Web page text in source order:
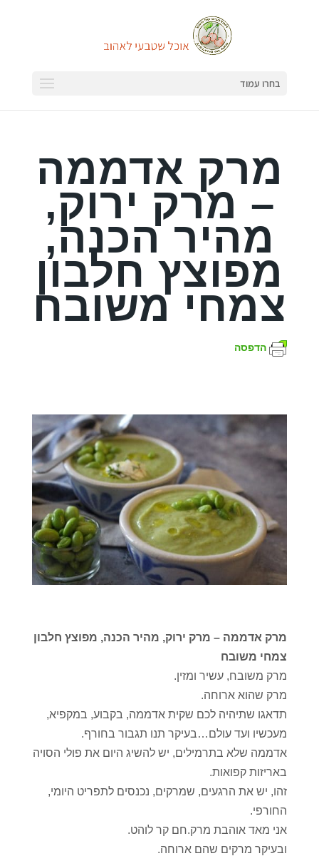
בחרו עמוד
מרק אדממה
– מרק ירוק,
מהיר הכנה,
מפוצץ חלבון
צמחי משובח
הדפסה
מרק אדממה – מרק ירוק, מהיר הכנה, מפוצץ חלבון
צמחי משובח
מרק משובח, עשיר ומזין.
מרק שהוא ארוחה.
תדאגו שתיהיה לכם שקית אדממה, בקבוע, במקפיא,
מעכשיו ועד עולם…בעיקר תנו תגבור בחורף.
אדממה שלא בתרמילים, יש להשיג היום את פולי הסויה
באריזות קפואות.
זהו, יש את הרגעים, שמרקים, נכנסים לתפריט היומי,
החורפי.
אני מאד אוהבת מרק.חם קר לוהט.
ובעיקר מרקים שהם ארוחה.